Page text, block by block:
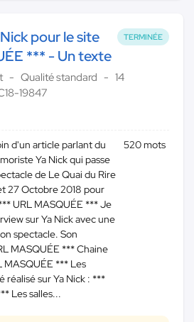
TERMINÉE
pour le site
*** - Un texte
Qualité standard
14
19847
d'un article parlant du
Ya Nick qui passe
de Le Quai du Rire
27 Octobre 2018 pour
URL MASQUÉE *** Je
sur Ya Nick avec une
spectacle. Son
MASQUÉE *** Chaine
MASQUÉE *** Les
réalisé sur Ya Nick : ***
Les salles...
520 mots